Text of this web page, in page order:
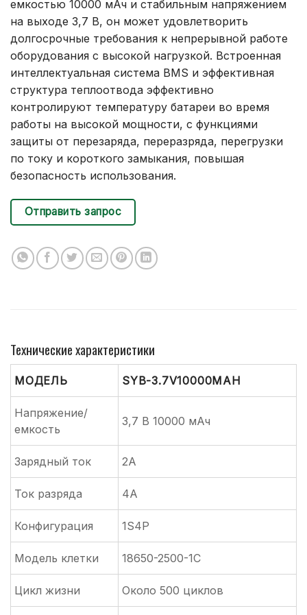
емкостью 10000 мАч и стабильным напряжением
на выходе 3,7 В, он может удовлетворить
долгосрочные требования к непрерывной работе
оборудования с высокой нагрузкой. Встроенная
интеллектуальная система BMS и эффективная
структура теплоотвода эффективно
контролируют температуру батареи во время
работы на высокой мощности, с функциями
защиты от перезаряда, переразряда, перегрузки
по току и короткого замыкания, повышая
безопасность использования.
Отправить запрос
Технические характеристики
МОДЕЛЬ SYB-3.7V10000MAH
Напряжение/
емкость
3,7 В 10000 мАч
Зарядный ток 2A
Ток разряда 4A
Конфигурация 1S4P
Модель клетки 18650-2500-1C
Цикл жизни Около 500 циклов